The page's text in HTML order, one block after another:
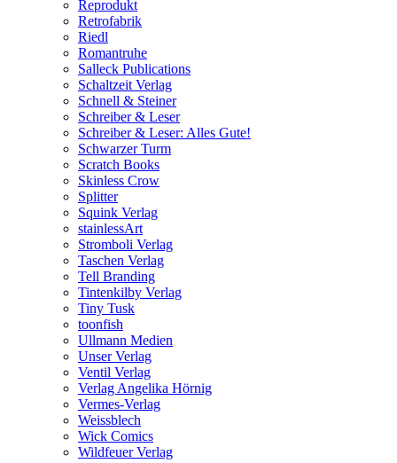
Reprodukt
Retrofabrik
Riedl
Romantruhe
Salleck Publications
Schaltzeit Verlag
Schnell & Steiner
Schreiber & Leser
Schreiber & Leser: Alles Gute!
Schwarzer Turm
Scratch Books
Skinless Crow
Splitter
Squink Verlag
stainlessArt
Stromboli Verlag
Taschen Verlag
Tell Branding
Tintenkilby Verlag
Tiny Tusk
toonfish
Ullmann Medien
Unser Verlag
Ventil Verlag
Verlag Angelika Hörnig
Vermes-Verlag
Weissblech
Wick Comics
Wildfeuer Verlag